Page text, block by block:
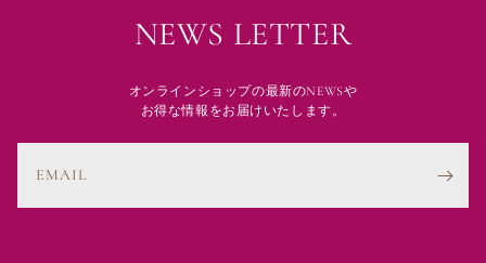
NEWS LETTER
オンラインショップの最新のNEWSや
お得な情報をお届けいたします。
EMAIL